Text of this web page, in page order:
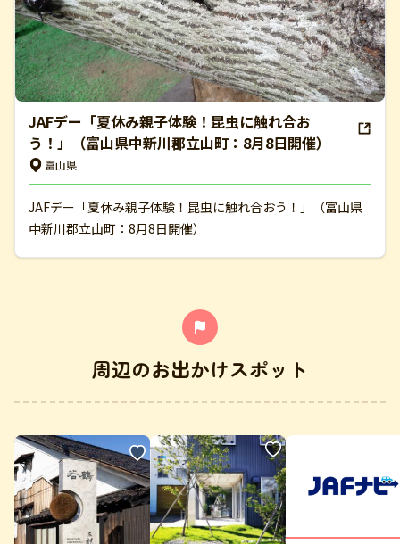
JAFデー「夏休み親子体験！昆虫に触れ合お
う！」（富山県中新川郡立山町：8月8日開催）
富山県
JAFデー「夏休み親子体験！昆虫に触れ合おう！」（富山県
中新川郡立山町：8月8日開催）
周辺のお出かけスポット